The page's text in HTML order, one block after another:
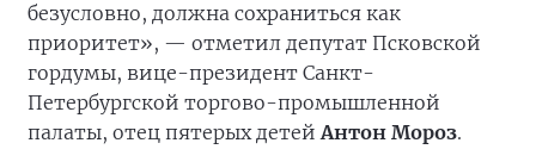
безусловно, должна сохраниться как
приоритет», — отметил депутат Псковской
гордумы, вице-президент Санкт-
Петербургской торгово-промышленной
палаты, отец пятерых детейАнтон Мороз.